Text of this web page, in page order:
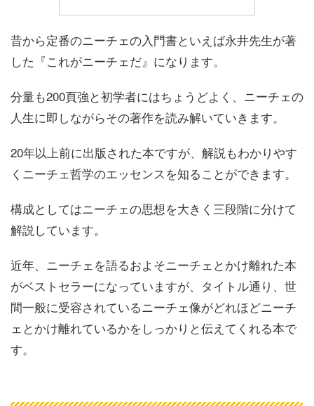
昔から定番のニーチェの入門書といえば永井先生が著
した『これがニーチェだ』になります。
分量も200頁強と初学者にはちょうどよく、ニーチェの
人生に即しながらその著作を読み解いていきます。
20年以上前に出版された本ですが、解説もわかりやす
くニーチェ哲学のエッセンスを知ることができます。
構成としてはニーチェの思想を大きく三段階に分けて
解説しています。
近年、ニーチェを語るおよそニーチェとかけ離れた本
がベストセラーになっていますが、タイトル通り、世
間一般に受容されているニーチェ像がどれほどニーチ
ェとかけ離れているかをしっかりと伝えてくれる本で
す。